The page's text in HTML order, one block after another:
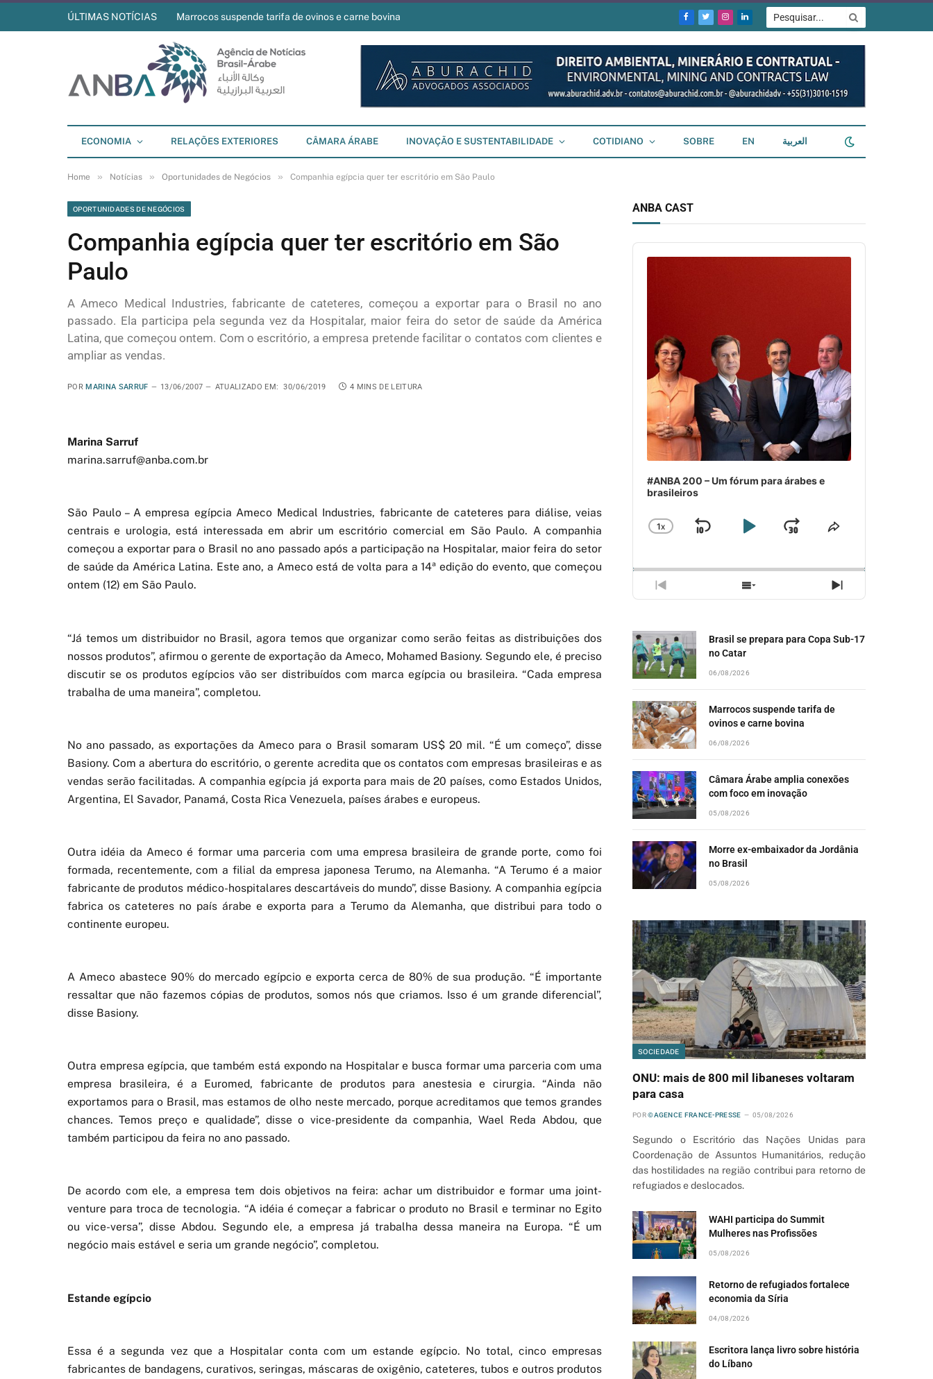
ÚLTIMAS NOTÍCIAS Marrocos suspende tarifa de ovinos e carne bovina
Facebook
TwitterInstagram
LinkedIn
ECONOMIA RELAÇÕES EXTERIORES CÂMARA ÁRABE INOVAÇÃO E SUSTENTABILIDADE COTIDIANO SOBRE EN العربية
Home » Notícias » Oportunidades de Negócios » Companhia egípcia quer ter escritório em São Paulo
OPORTUNIDADES DE NEGÓCIOS
Companhia egípcia quer ter escritório em São
Paulo
A Ameco Medical Industries, fabricante de cateteres, começou a exportar para o Brasil no ano
passado. Ela participa pela segunda vez da Hospitalar, maior feira do setor de saúde da América
Latina, que começou ontem. Com o escritório, a empresa pretende facilitar o contatos com clientes e
ampliar as vendas.
POR MARINA SARRUF 13/06/2007 ATUALIZADO EM: 30/06/2019 4 MINS DE LEITURA
Marina Sarruf
marina.sarruf@anba.com.br
São Paulo – A empresa egípcia Ameco Medical Industries, fabricante de cateteres para diálise, veias
centrais e urologia, está interessada em abrir um escritório comercial em São Paulo. A companhia
começou a exportar para o Brasil no ano passado após a participação na Hospitalar, maior feira do setor
de saúde da América Latina. Este ano, a Ameco está de volta para a 14ª edição do evento, que começou
ontem (12) em São Paulo.
“Já temos um distribuidor no Brasil, agora temos que organizar como serão feitas as distribuições dos
nossos produtos”, afirmou o gerente de exportação da Ameco, Mohamed Basiony. Segundo ele, é preciso
discutir se os produtos egípcios vão ser distribuídos com marca egípcia ou brasileira. “Cada empresa
trabalha de uma maneira”, completou.
No ano passado, as exportações da Ameco para o Brasil somaram US$ 20 mil. “É um começo”, disse
Basiony. Com a abertura do escritório, o gerente acredita que os contatos com empresas brasileiras e as
vendas serão facilitadas. A companhia egípcia já exporta para mais de 20 países, como Estados Unidos,
Argentina, El Savador, Panamá, Costa Rica Venezuela, países árabes e europeus.
Outra idéia da Ameco é formar uma parceria com uma empresa brasileira de grande porte, como foi
formada, recentemente, com a filial da empresa japonesa Terumo, na Alemanha. “A Terumo é a maior
fabricante de produtos médico-hospitalares descartáveis do mundo”, disse Basiony. A companhia egípcia
fabrica os cateteres no país árabe e exporta para a Terumo da Alemanha, que distribui para todo o
continente europeu.
A Ameco abastece 90% do mercado egípcio e exporta cerca de 80% de sua produção. “É importante
ressaltar que não fazemos cópias de produtos, somos nós que criamos. Isso é um grande diferencial”,
disse Basiony.
Outra empresa egípcia, que também está expondo na Hospitalar e busca formar uma parceria com uma
empresa brasileira, é a Euromed, fabricante de produtos para anestesia e cirurgia. “Ainda não
exportamos para o Brasil, mas estamos de olho neste mercado, porque acreditamos que temos grandes
chances. Temos preço e qualidade”, disse o vice-presidente da companhia, Wael Reda Abdou, que
também participou da feira no ano passado.
De acordo com ele, a empresa tem dois objetivos na feira: achar um distribuidor e formar uma joint-
venture para troca de tecnologia. “A idéia é começar a fabricar o produto no Brasil e terminar no Egito
ou vice-versa”, disse Abdou. Segundo ele, a empresa já trabalha dessa maneira na Europa. “É um
negócio mais estável e seria um grande negócio”, completou.
Estande egípcio
Essa é a segunda vez que a Hospitalar conta com um estande egípcio. No total, cinco empresas
fabricantes de bandagens, curativos, seringas, máscaras de oxigênio, cateteres, tubos e outros produtos
ANBA CAST
Audio
Player
#ANBA 200 – Um fórum para árabes e
brasileiros
CHANGE
1X
SKIPPLAYJUMP
PREVIOUS
EPISODE
SHOW
EPISODES
NEXT
EPISODE
Brasil se prepara para Copa Sub-17
no Catar
06/08/2026
Marrocos suspende tarifa de
ovinos e carne bovina
06/08/2026
Câmara Árabe amplia conexões
com foco em inovação
05/08/2026
Morre ex-embaixador da Jordânia
no Brasil
05/08/2026
SOCIEDADE
ONU: mais de 800 mil libaneses voltaram
para casa
POR ©AGENCE FRANCE-PRESSE 05/08/2026
Segundo o Escritório das Nações Unidas para
Coordenação de Assuntos Humanitários, redução
das hostilidades na região contribui para retorno de
refugiados e deslocados.
WAHI participa do Summit
Mulheres nas Profissões
05/08/2026
Retorno de refugiados fortalece
economia da Síria
04/08/2026
Escritora lança livro sobre história
do Líbano